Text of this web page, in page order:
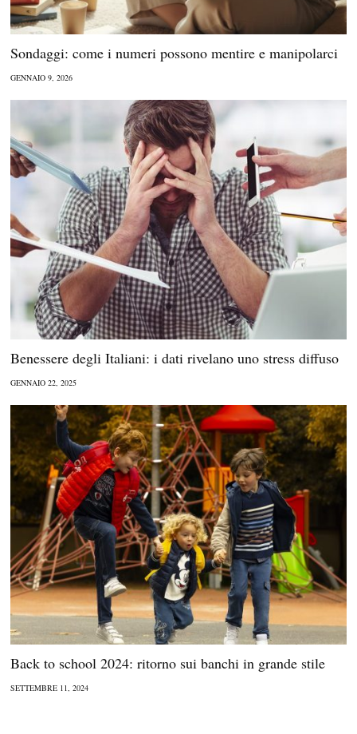
Sondaggi: come i numeri possono mentire e manipolarci
GENNAIO 9, 2026
Benessere degli Italiani: i dati rivelano uno stress diffuso
GENNAIO 22, 2025
Back to school 2024: ritorno sui banchi in grande stile
SETTEMBRE 11, 2024